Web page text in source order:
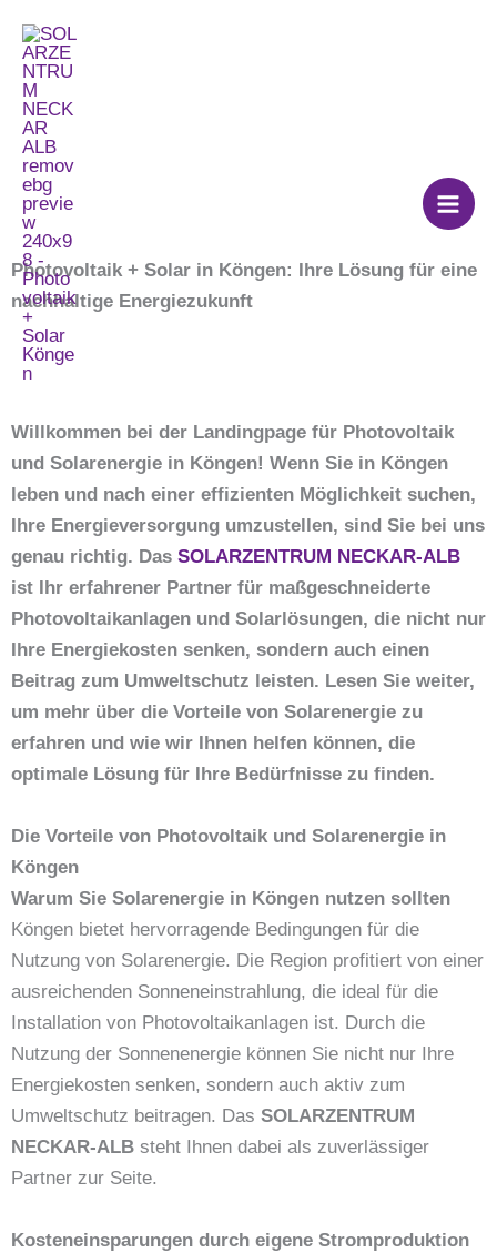
Inhalt
springen
Photovoltaik + Solar
Photovoltaik + Solar in Köngen: Ihre Lösung für eine
nachhaltige Energiezukunft
Willkommen bei der Landingpage für Photovoltaik
und Solarenergie in Köngen! Wenn Sie in Köngen
leben und nach einer effizienten Möglichkeit suchen,
Ihre Energieversorgung umzustellen, sind Sie bei uns
genau richtig. Das SOLARZENTRUM NECKAR-ALB
ist Ihr erfahrener Partner für maßgeschneiderte
Photovoltaikanlagen und Solarlösungen, die nicht nur
Ihre Energiekosten senken, sondern auch einen
Beitrag zum Umweltschutz leisten. Lesen Sie weiter,
um mehr über die Vorteile von Solarenergie zu
erfahren und wie wir Ihnen helfen können, die
optimale Lösung für Ihre Bedürfnisse zu finden.
Die Vorteile von Photovoltaik und Solarenergie in
Köngen
Warum Sie Solarenergie in Köngen nutzen sollten
Köngen bietet hervorragende Bedingungen für die
Nutzung von Solarenergie. Die Region profitiert von einer
ausreichenden Sonneneinstrahlung, die ideal für die
Installation von Photovoltaikanlagen ist. Durch die
Nutzung der Sonnenenergie können Sie nicht nur Ihre
Energiekosten senken, sondern auch aktiv zum
Umweltschutz beitragen. Das SOLARZENTRUM
NECKAR-ALB steht Ihnen dabei als zuverlässiger
Partner zur Seite.
Kosteneinsparungen durch eigene Stromproduktion